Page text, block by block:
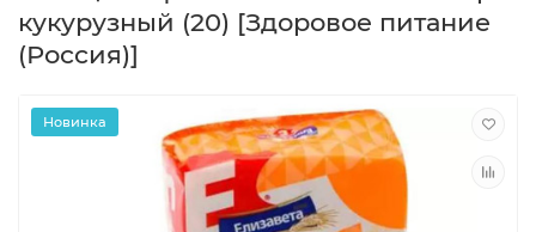
кукурузный (20) [Здоровое питание
(Россия)]
Новинка